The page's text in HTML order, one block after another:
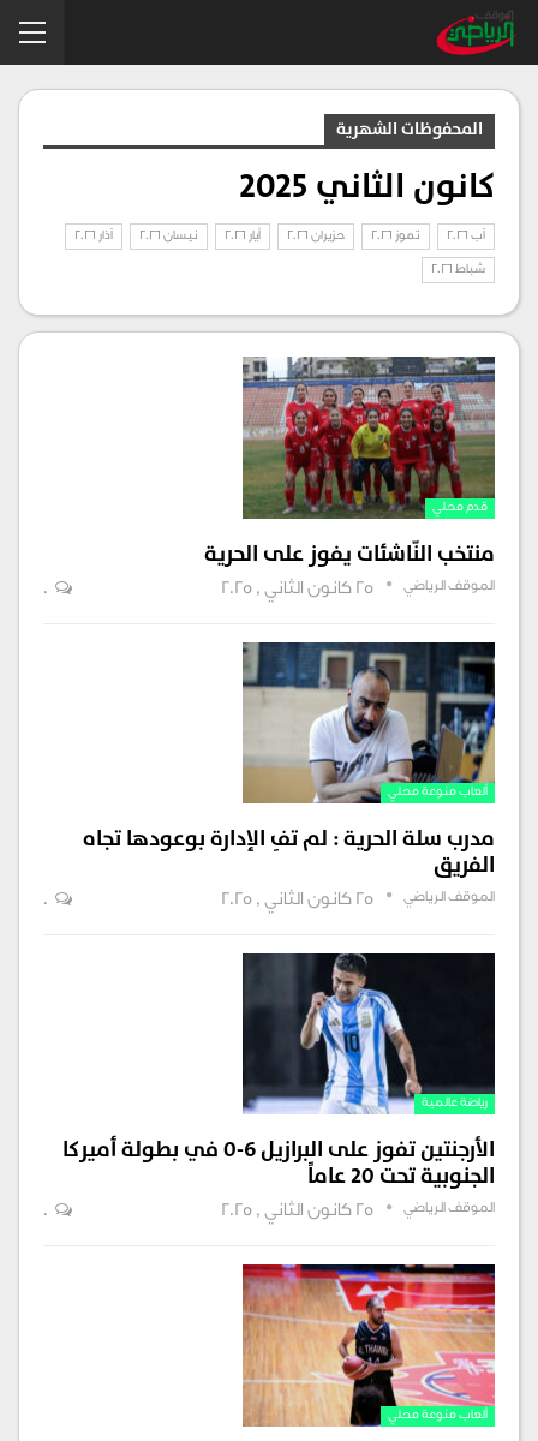
المحفوظات الشهرية
كانون الثاني 2025
آب 2026 تموز 2026 حزيران 2026 أيار 2026 نيسان 2026 آذار 2026
شباط 2026
قدم محلي
منتخب النّاشئات يفوز على الحرية
الموقف الرياضي 25 كانون الثاني , 2025 0
ألعاب منوعة محلي
مدرب سلة الحرية : لم تفِ الإدارة بوعودها تجاه
الفريق
الموقف الرياضي 25 كانون الثاني , 2025 0
رياضة عالمية
الأرجنتين تفوز على البرازيل 6-0 في بطولة أميركا
الجنوبية تحت 20 عاماً
الموقف الرياضي 25 كانون الثاني , 2025 0
ألعاب منوعة محلي